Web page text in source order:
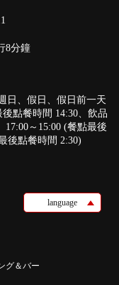
8分鐘
日、假日、假日前一天
後點餐時間 14:30、飲品
17:00～15:00 (餐點最後
後點餐時間 2:30)
language
グ＆バー